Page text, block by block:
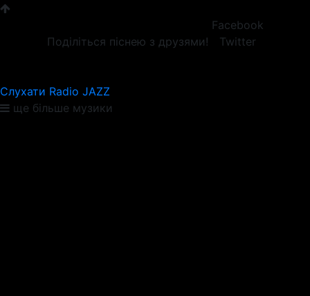
Поділіться піснею з друзями!
Facebook
Twitter
Слухати Radio JAZZ
ще більше музики